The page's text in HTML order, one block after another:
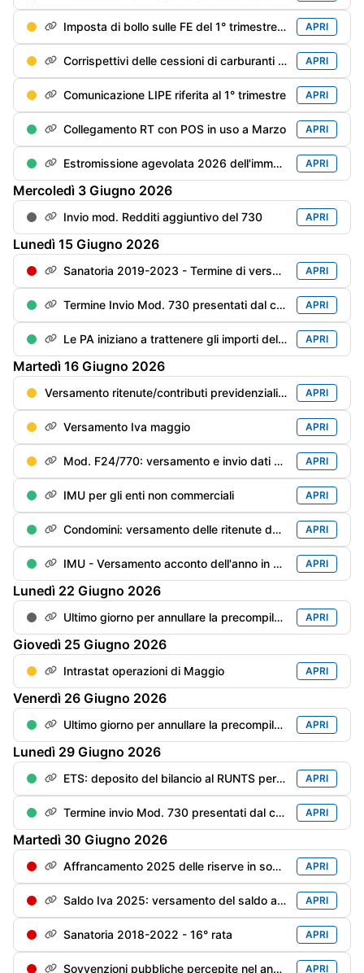
Imposta di bollo sulle FE del 1° trimestre - Versamento (differibile al 2° trimestre se il debito è inferiore a €. 5.000) APRI
Corrispettivi delle cessioni di carburanti di aprile - Trasmissione alle Dogane APRI
Comunicazione LIPE riferita al 1° trimestre APRI
Collegamento RT con POS in uso a Marzo APRI
Estromissione agevolata 2026 dell'immobile strumentale dell'imprenditore individuale - Termine adempimenti contabili APRI
Mercoledì 3 Giugno 2026
Invio mod. Redditi aggiuntivo del 730 APRI
Lunedì 15 Giugno 2026
Sanatoria 2019-2023 - Termine di versamento della 4° rata APRI
Termine Invio Mod. 730 presentati dal contribuente entro il 31/05 APRI
Le PA iniziano a trattenere gli importi delle cartelle inevase prima di pagare i compensi professionali APRI
Martedì 16 Giugno 2026
Versamento ritenute/contributi previdenziali del mese di maggio APRI
Versamento Iva maggio APRI
Mod. F24/770: versamento e invio dati delle ritenute/trattenute operate APRI
IMU per gli enti non commerciali APRI
Condomini: versamento delle ritenute dei primi 6 mesi del anno in corso rimaste “sottosoglia“ (€. 500), se non già versate APRI
IMU - Versamento acconto dell'anno in corso APRI
Lunedì 22 Giugno 2026
Ultimo giorno per annullare la precompilata APRI
Giovedì 25 Giugno 2026
Intrastat operazioni di Maggio APRI
Venerdì 26 Giugno 2026
Ultimo giorno per annullare la precompilata del Mod. Redditi PF APRI
Lunedì 29 Giugno 2026
ETS: deposito del bilancio al RUNTS per gli enti con esercizio "solare" (180 gg dalla chiusura dell'esercizio APRI
Termine invio Mod. 730 presentati dal contribuente dal 1/06 al 20/06 APRI
Martedì 30 Giugno 2026
Affrancamento 2025 delle riserve in sospensione - 2° rata dell'imposta sostitutiva APRI
Saldo Iva 2025: versamento del saldo a debito maggiorato di 0,4% per mese/frazione di mese (pari a: saldo al 16/03 x 1,6%) APRI
Sanatoria 2018-2022 - 16° rata APRI
Sovvenzioni pubbliche percepite nel anno precedente - Trasparenza - Scadenza per la messa online (soggetti privi di bilancio) APRI